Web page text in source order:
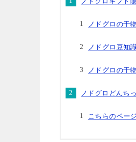
ノドグロの干物
ノドグロ豆知
ノドグロの干
ノドグロどんち
こちらのペー